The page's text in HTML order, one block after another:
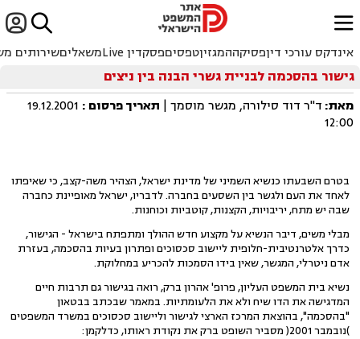

ﱐ
אינדקס עורכי דיןפסיקההמגזיןטפסיםפסקדין Live משאליםשירותים
גישור בהסכמה לבניית גשרי הבנה בין ניצים
מאת: ד"ר דוד סילורה, מגשר מוסמך | תאריך פרסום :
19.12.2001
12:00
בטרם השבעתו כנשיא השמיני של מדינת ישראל, הצהיר משה-קצב, כי שאיפתו
לאחד את העם ולגשר בין השסעים בחברה. לדבריו, ישראל מאופיינת כחברה
שבה יש מתח, יריבויות, הקצנות, קוטביות וכוחנות.
מבלי משים, דיבר הנשיא על מקצוע חדש ההולך ומתפתח בישראל - הגישור,
כדרך אלטרנטיבית-חלופית ליישוב סכסוכים ופתרון בעיות בהסכמה, בעזרת
אדם ניטרלי, המגשר, שאין בידו הסמכות להכריע במחלוקת.
נשיא בית המשפט העליון, פרופ' אהרון ברק, רואה בגישור גם תרבות חיים
המדגישה את הדו שיח ולא את הלעומתיות. במאמר שבכתב בבטאון
"בהסכמה", בהוצאת המרכז הארצי לגישור וליישוב סכסוכים במשרד המשפטים
)נובמבר 2001( מסביר השופט ברק את נקודת ראותו, כדלקמן: